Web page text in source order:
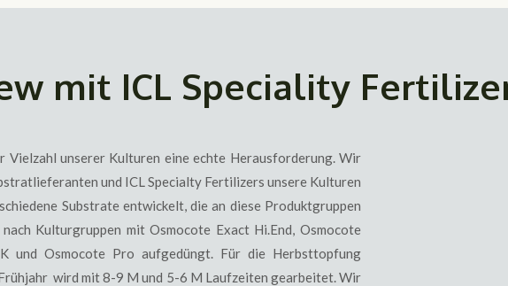
mit ICL Speciality
unserer Kulturen eine echte Herausforderung. Wir
und ICL Specialty Fertilizers unsere Kulturen
Substrate entwickelt, die an diese Produktgruppen
Kulturgruppen mit Osmocote Exact Hi.End, Osmocote
und Osmocote Pro aufgedüngt. Für die Herbsttopfung
wird mit 8-9 M und 5-6 M Laufzeiten gearbeitet. Wir